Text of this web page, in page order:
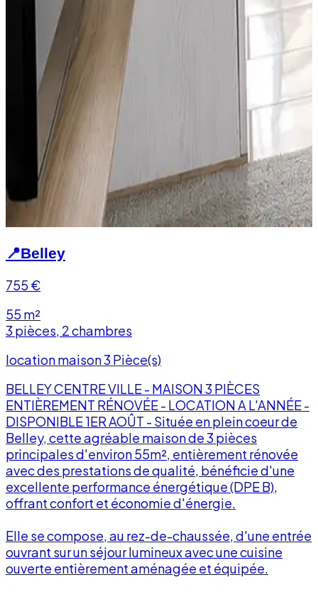
📍Belley
755 €
55 m²
3 pièces, 2 chambres
location maison 3 Pièce(s)
BELLEY CENTRE VILLE - MAISON 3 PIÈCES
ENTIÈREMENT RÉNOVÉE - LOCATION A L'ANNÉE -
DISPONIBLE 1ER AOÛT - Située en plein coeur de
Belley, cette agréable maison de 3 pièces
principales d'environ 55m², entièrement rénovée
avec des prestations de qualité, bénéficie d'une
excellente performance énergétique (DPE B),
offrant confort et économie d'énergie.
Elle se compose, au rez-de-chaussée, d'une entrée
ouvrant sur un séjour lumineux avec une cuisine
ouverte entièrement aménagée et équipée.